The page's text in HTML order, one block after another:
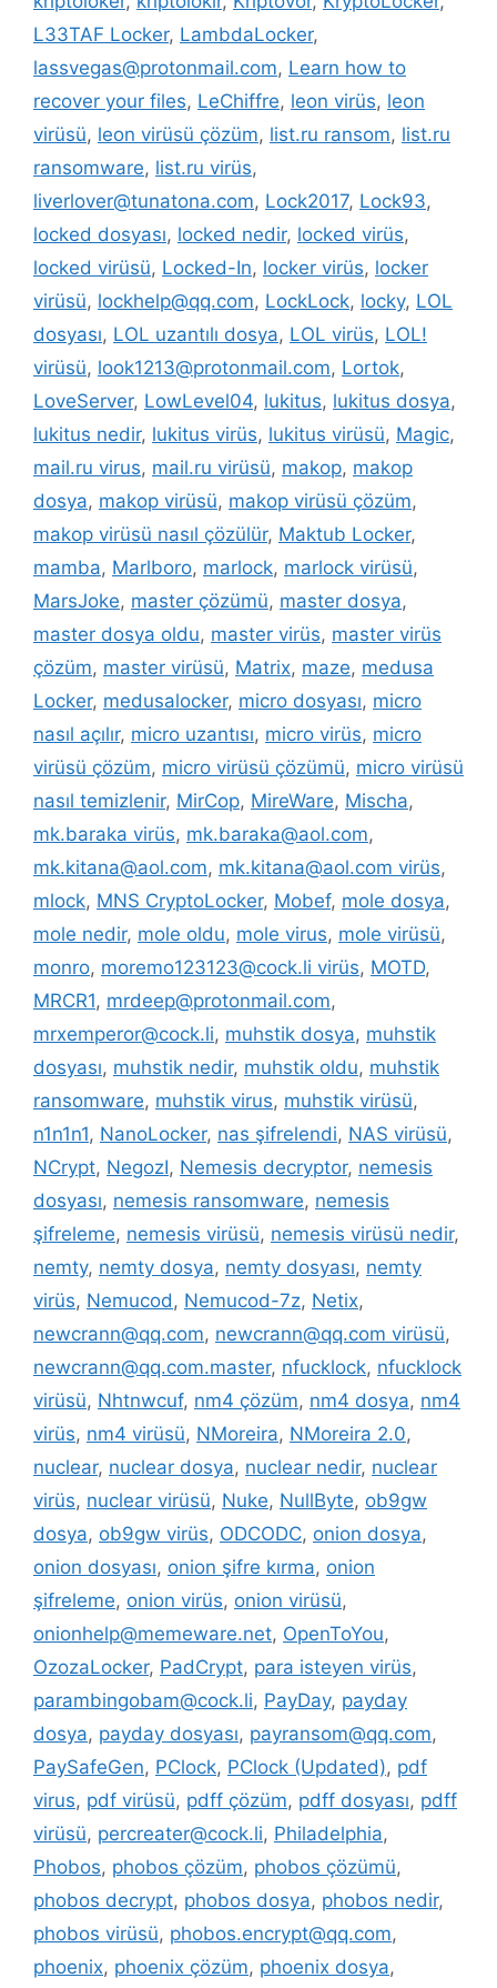
L33TAF Locker, LambdaLocker,
lassvegas@protonmail.com, Learn how to
recover your files, LeChiffre, leon virüs, leon
virüsü, leon virüsü çözüm, list.ru ransom, list.ru
ransomware, list.ru virüs,
liverlover@tunatona.com, Lock2017, Lock93,
locked dosyası, locked nedir, locked virüs,
locked virüsü, Locked-In, locker virüs, locker
virüsü, lockhelp@qq.com, LockLock, locky, LOL
dosyası, LOL uzantılı dosya, LOL virüs, LOL!
virüsü, look1213@protonmail.com, Lortok,
LoveServer, LowLevel04, lukitus, lukitus dosya,
lukitus nedir, lukitus virüs, lukitus virüsü, Magic,
mail.ru virus, mail.ru virüsü, makop, makop
dosya, makop virüsü, makop virüsü çözüm,
makop virüsü nasıl çözülür, Maktub Locker,
mamba, Marlboro, marlock, marlock virüsü,
MarsJoke, master çözümü, master dosya,
master dosya oldu, master virüs, master virüs
çözüm, master virüsü, Matrix, maze, medusa
Locker, medusalocker, micro dosyası, micro
nasıl açılır, micro uzantısı, micro virüs, micro
virüsü çözüm, micro virüsü çözümü, micro virüsü
nasıl temizlenir, MirCop, MireWare, Mischa,
mk.baraka virüs, mk.baraka@aol.com,
mk.kitana@aol.com, mk.kitana@aol.com virüs,
mlock, MNS CryptoLocker, Mobef, mole dosya,
mole nedir, mole oldu, mole virus, mole virüsü,
monro, moremo123123@cock.li virüs, MOTD,
MRCR1, mrdeep@protonmail.com,
mrxemperor@cock.li, muhstik dosya, muhstik
dosyası, muhstik nedir, muhstik oldu, muhstik
ransomware, muhstik virus, muhstik virüsü,
n1n1n1, NanoLocker, nas şifrelendi, NAS virüsü,
NCrypt, NegozI, Nemesis decryptor, nemesis
dosyası, nemesis ransomware, nemesis
şifreleme, nemesis virüsü, nemesis virüsü nedir,
nemty, nemty dosya, nemty dosyası, nemty
virüs, Nemucod, Nemucod-7z, Netix,
newcrann@qq.com, newcrann@qq.com virüsü,
newcrann@qq.com.master, nfucklock, nfucklock
virüsü, Nhtnwcuf, nm4 çözüm, nm4 dosya, nm4
virüs, nm4 virüsü, NMoreira, NMoreira 2.0,
nuclear, nuclear dosya, nuclear nedir, nuclear
virüs, nuclear virüsü, Nuke, NullByte, ob9gw
dosya, ob9gw virüs, ODCODC, onion dosya,
onion dosyası, onion şifre kırma, onion
şifreleme, onion virüs, onion virüsü,
onionhelp@memeware.net, OpenToYou,
OzozaLocker, PadCrypt, para isteyen virüs,
parambingobam@cock.li, PayDay, payday
dosya, payday dosyası, payransom@qq.com,
PaySafeGen, PClock, PClock (Updated), pdf
virus, pdf virüsü, pdff çözüm, pdff dosyası, pdff
virüsü, percreater@cock.li, Philadelphia,
Phobos, phobos çözüm, phobos çözümü,
phobos decrypt, phobos dosya, phobos nedir,
phobos virüsü, phobos.encrypt@qq.com,
phoenix, phoenix çözüm, phoenix dosya,